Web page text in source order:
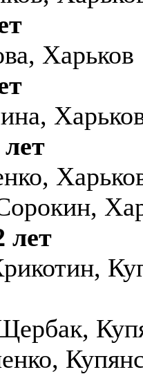
Харьков
лет